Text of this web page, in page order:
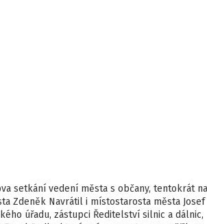
setkání vedení města s občany, tentokrát na
Zdeněk Navrátil i místostarosta města Josef
úřadu, zástupci Ředitelství silnic a dálnic,